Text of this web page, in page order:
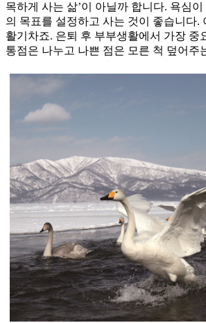
목하게 사는 삶’이 아닐까 합니다. 욕심
의 목표를 설정하고 사는 것이 좋습니다.
활기차죠. 은퇴 후 부부생활에서 가장 중
통점은 나누고 나쁜 점은 모른 척 덮어주